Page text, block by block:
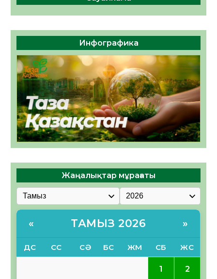
Инфографика
Жаңалықтар мұрағаты
« ТАМЫЗ 2026 »
ДС СС СӘ БС ЖМ СБ ЖС
1 2